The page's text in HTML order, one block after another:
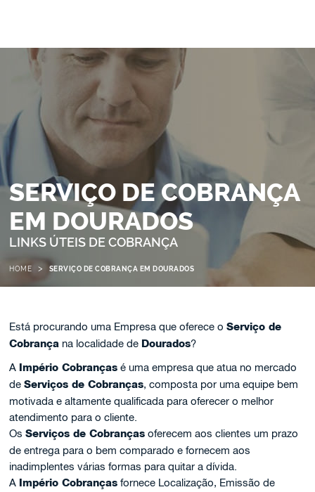
SERVIÇO DE COBRANÇA
EM DOURADOS
LINKS ÚTEIS DE COBRANÇA
HOME > SERVIÇO DE COBRANÇA EM DOURADOS
Está procurando uma Empresa que oferece oServiço de
Cobrança na localidade de Dourados?
A Império Cobranças é uma empresa que atua no mercado
deServiços de Cobranças, composta por uma equipe bem
motivada e altamente qualificada para oferecer o melhor
atendimento para o cliente.
OsServiços de Cobranças oferecem aos clientes um prazo
de entrega para o bem comparado e fornecem aos
inadimplentes várias formas para quitar a dívida.
A Império Cobranças fornece Localização, Emissão de